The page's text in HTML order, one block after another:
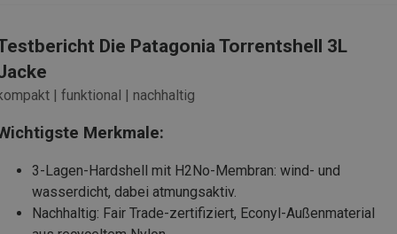
Die Patagonia Torrentshell 3L
| funktional | nachhaltig
Merkmale:
3-Lagen-Hardshell mit H2No-Membran: wind- und
wasserdicht, dabei atmungsaktiv.
Nachhaltig: Fair Trade-zertifiziert, Econyl-Außenmaterial